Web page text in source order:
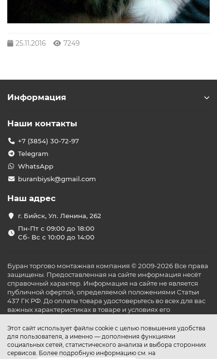
25.11.2016 7249
Этот сайт использует файлы cookie с целью повышения удобства
для пользователя, а именно — дополнения функциями
социальных сетей, статистического анализа и выбора сторонних
сервисов. Более подробную информацию см. на
Информация
Наши контакты
+7 (3854) 30-72-97
Telegram
WhatsApp
buranbiysk@gmail.com
Наш адрес
г. Бийск, Ул. Ленина, 262
Пн-Пт с 09:00 до 18:00
Сб- Вс с 10:00 до 14:00
Буран торгово монтажная компания © 2009-2026 Все права
защищены. Предоставленная на сайте информация несёт
справочный характер. Информация на сайте не является
публичной офертой, определяемой положениями Статьи
437 ГК РФ. До оплаты товара удостоверьтесь во всех для вас
важных характеристиках в товаре и условиях его